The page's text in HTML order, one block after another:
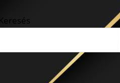
Keresés